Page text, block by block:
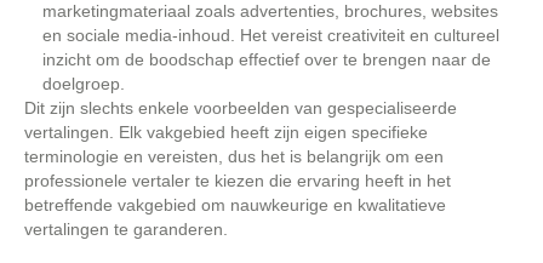
marketingmateriaal zoals advertenties, brochures, websites
en sociale media-inhoud. Het vereist creativiteit en cultureel
inzicht om de boodschap effectief over te brengen naar de
doelgroep.
Dit zijn slechts enkele voorbeelden van gespecialiseerde
vertalingen. Elk vakgebied heeft zijn eigen specifieke
terminologie en vereisten, dus het is belangrijk om een
professionele vertaler te kiezen die ervaring heeft in het
betreffende vakgebied om nauwkeurige en kwalitatieve
vertalingen te garanderen.